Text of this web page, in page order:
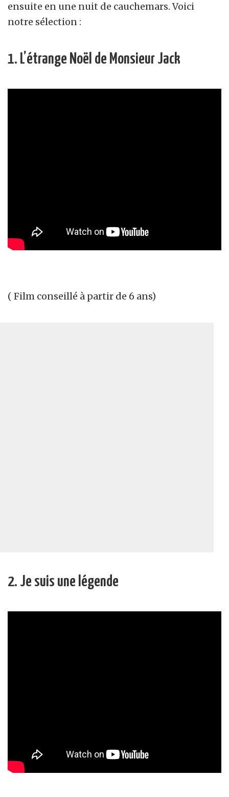
ensuite en une nuit de cauchemars. Voici
notre sélection :
1. L’étrange Noël de Monsieur Jack
( Film conseillé à partir de 6 ans)
2. Je suis une légende